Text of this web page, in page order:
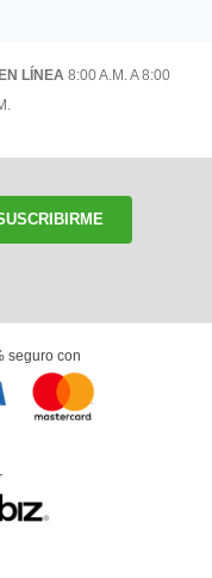
LÍNEA 8:00 A.M. A 8:00
seguro con